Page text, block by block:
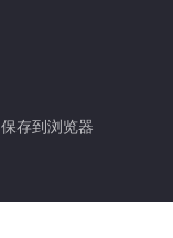
保存到浏览器